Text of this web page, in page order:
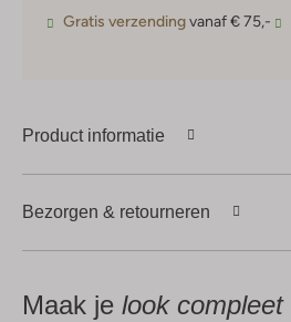
Gratis verzendingvanaf € 75,-
Product informatie
Bezorgen & retourneren
Maak je look compleet